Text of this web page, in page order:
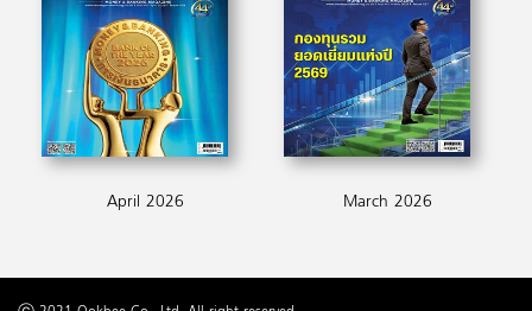
April 2026 March 2026